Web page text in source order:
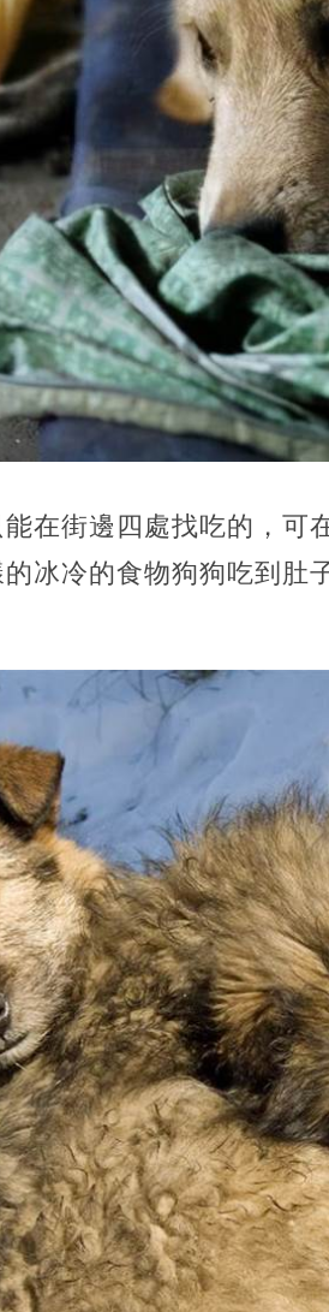
在街邊四處找吃的，可
冰冷的食物狗狗吃到肚